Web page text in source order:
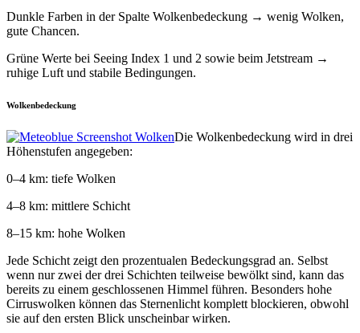
Dun­kle Far­ben in der Spalte Wolkenbe­deck­ung → wenig Wolken,
gute Chancen.
Grüne Werte bei See­ing Index 1 und 2 sowie beim Jet­stream →
ruhige Luft und sta­bile Bedingungen.
Wolkenbedeckung
Die Wolkenbe­deck­ung wird in drei
Höhen­stufen angegeben:
0–4 km: tiefe Wolken
4–8 km: mit­tlere Schicht
8–15 km: hohe Wolken
Jede Schicht zeigt den prozen­tualen Bedeck­ungs­grad an. Selb­st
wenn nur zwei der drei Schicht­en teil­weise bewölkt sind, kann das
bere­its zu einem geschlosse­nen Him­mel führen. Beson­ders hohe
Cir­rus­wolken kön­nen das Ster­nen­licht kom­plett block­ieren, obwohl
sie auf den ersten Blick unschein­bar wirken.